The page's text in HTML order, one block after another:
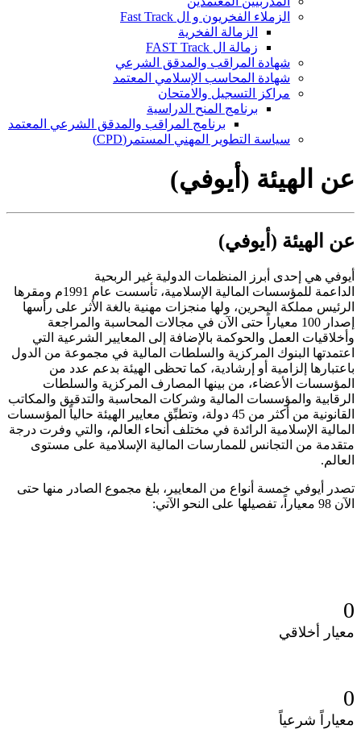
الزملاء الفخريون و ال Fast Track
الزمالة الفخرية
زمالة ال FAST Track
شهادة المراقب والمدقق الشرعي
شهادة المحاسب الإسلامي المعتمد
مراكز التسجيل والامتحان
برنامج المنح الدراسية
برنامج المراقب والمدقق الشرعي المعتمد
سياسة التطوير المهني المستمر(CPD)
عن الهيئة (أيوفي)
عن الهيئة (أيوفي)
أيوفي هي إحدى أبرز المنظمات الدولية غير الربحية
الداعمة
للمؤسسات المالية الإسلامية، تأسست عام 1991م ومقرها
الرئيس مملكة البحرين، ولها منجزات مهنية بالغة الأثر على رأسها
إصدار 100
معياراً حتى الآن في مجالات المحاسبة والمراجعة
وأخلاقيات العمل والحوكمة بالإضافة إلى المعايير
الشرعية التي
اعتمدتها البنوك المركزية والسلطات المالية في مجموعة من الدول
باعتبارها إلزامية أو إرشادية، كما تحظى الهيئة بدعم عدد من
المؤسسات الأعضاء، من بينها المصارف المركزية والسلطات
الرقابية والمؤسسات المالية وشركات المحاسبة والتدقيق والمكاتب
القانونية من أكثر من 45
دولة، وتطبِّق معايير الهيئة حالياً المؤسسات
المالية الإسلامية الرائدة في مختلف أنحاء العالم، والتي وفرت درجة
متقدمة من التجانس للممارسات المالية الإسلامية على مستوى
العالم.
تصدر أيوفي خمسة أنواع من المعايير، بلغ مجموع الصادر منها حتى
الآن 98 معياراً، تفصيلها على النحو الآتي:
0
معيار أخلاقي
0
معياراً شرعياً